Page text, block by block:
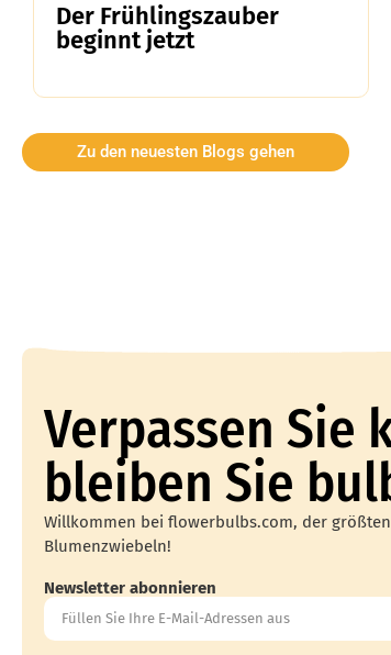
Der Frühlingszauber
beginnt jetzt
Zu den neuesten Blogs gehen
Verpassen Sie
bleiben Sie
Willkommen bei flowerbulbs.com, der
Blumenzwiebeln!
Newsletter abonnieren